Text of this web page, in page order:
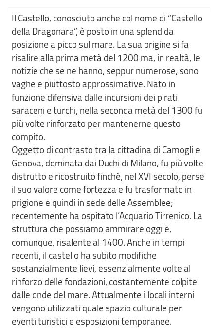
Il Castello, conosciuto anche col nome di “Castello
della Dragonara”, è posto in una splendida
posizione a picco sul mare. La sua origine si fa
risalire alla prima metà del 1200 ma, in realtà, le
notizie che se ne hanno, seppur numerose, sono
vaghe e piuttosto approssimative. Nato in
funzione difensiva dalle incursioni dei pirati
saraceni e turchi, nella seconda metà del 1300 fu
più volte rinforzato per mantenerne questo
compito.
Oggetto di contrasto tra la cittadina di Camogli e
Genova, dominata dai Duchi di Milano, fu più volte
distrutto e ricostruito finché, nel XVI secolo, perse
il suo valore come fortezza e fu trasformato in
prigione e quindi in sede delle Assemblee;
recentemente ha ospitato l’Acquario Tirrenico. La
struttura che possiamo ammirare oggi è,
comunque, risalente al 1400. Anche in tempi
recenti, il castello ha subito modifiche
sostanzialmente lievi, essenzialmente volte al
rinforzo delle fondazioni, costantemente colpite
dalle onde del mare. Attualmente i locali interni
vengono utilizzati quale spazio culturale per
eventi turistici e esposizioni temporanee.